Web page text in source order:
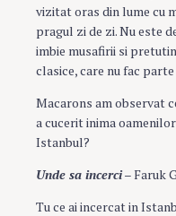
vizitat oras din lume cu
pragul zi de zi. Nu este
imbie musafirii si
clasice, care nu fac
Macarons am observat
a cucerit inima
Istanbul?
Unde sa incerci– Faruk
Tu ce ai incercat in